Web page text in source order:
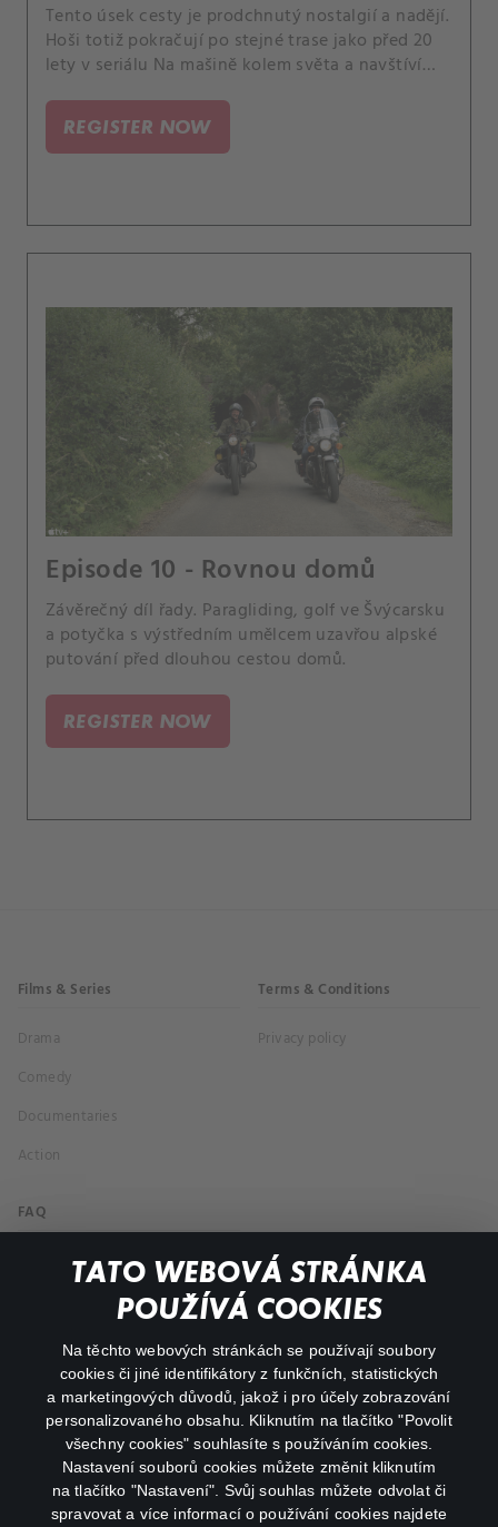
TATO WEBOVÁ STRÁNKA
POUŽÍVÁ COOKIES
Na těchto webových stránkách se používají soubory
cookies či jiné identifikátory z funkčních, statistických
a marketingových důvodů, jakož i pro účely zobrazování
personalizovaného obsahu. Kliknutím na tlačítko "Povolit
všechny cookies" souhlasíte s používáním cookies.
Nastavení souborů cookies můžete změnit kliknutím
na tlačítko "Nastavení". Svůj souhlas můžete odvolat či
spravovat a více informací o používání cookies najdete
Tento úsek cesty je prodchnutý nostalgií a nadějí.
Hoši totiž pokračují po stejné trase jako před 20
lety v seriálu Na mašině kolem světa a navštíví
REGISTER NOW
Episode 10 - Rovnou domů
Závěrečný díl řady. Paragliding, golf ve Švýcarsku
a potyčka s výstředním umělcem uzavřou alpské
putování před dlouhou cestou domů.
REGISTER NOW
Films & Series
Drama
Comedy
Documentaries
Action
Terms & Conditions
Privacy policy
FAQ
My profile
facebookinstagram
youtube